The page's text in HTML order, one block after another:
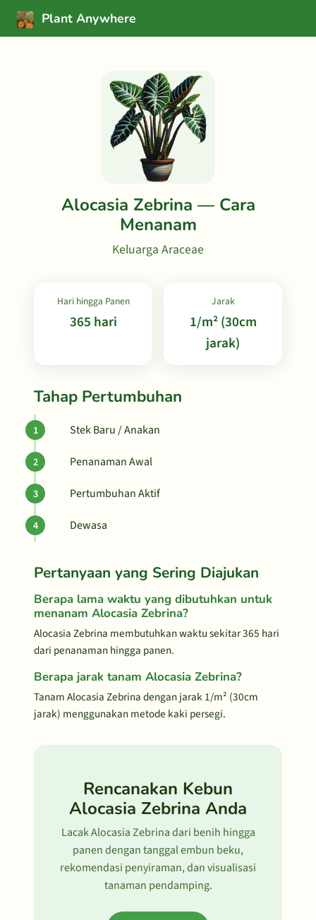
Plant Anywhere
Alocasia Zebrina — Cara
Menanam
Keluarga Araceae
Hari hingga Panen
365 hari
Jarak
1/m² (30cm
jarak)
Tahap Pertumbuhan
Stek Baru / Anakan
Penanaman Awal
Pertumbuhan Aktif
Dewasa
Pertanyaan yang Sering Diajukan
Berapa lama waktu yang dibutuhkan untuk
menanam Alocasia Zebrina?
Alocasia Zebrina membutuhkan waktu sekitar 365 hari
dari penanaman hingga panen.
Berapa jarak tanam Alocasia Zebrina?
Tanam Alocasia Zebrina dengan jarak 1/m² (30cm
jarak) menggunakan metode kaki persegi.
Rencanakan Kebun
Alocasia Zebrina Anda
Lacak Alocasia Zebrina dari benih hingga
panen dengan tanggal embun beku,
rekomendasi penyiraman, dan visualisasi
tanaman pendamping.